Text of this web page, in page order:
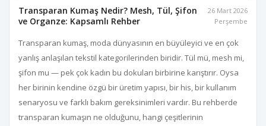
Transparan Kumaş Nedir? Mesh, Tül, Şifon
ve Organze: Kapsamlı Rehber
26 Mart 2026
Perşembe
Transparan kumaş, moda dünyasının en büyüleyici ve en çok
yanlış anlaşılan tekstil kategorilerinden biridir. Tül mü, mesh mi,
şifon mu — pek çok kadın bu dokuları birbirine karıştırır. Oysa
her birinin kendine özgü bir üretim yapısı, bir his, bir kullanım
senaryosu ve farklı bakım gereksinimleri vardır. Bu rehberde
transparan kumaşın ne olduğunu, hangi çeşitlerinin